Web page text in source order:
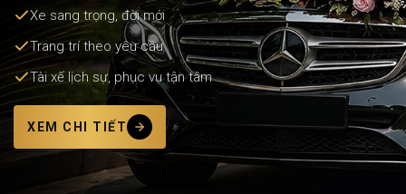
Xe sang trọng, đời mới
Trang trí theo yêu cầu
Tài xế lịch sự, phục vụ tận tâm
XEM CHI TIẾT